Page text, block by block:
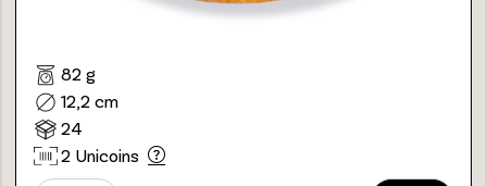
82 g
12,2 cm
24
2 Unicoins